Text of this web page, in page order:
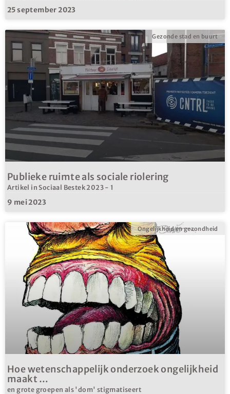
25 september 2023
Gezonde stad en buurt
Publieke ruimte als sociale riolering
Artikel in Sociaal Bestek 2023 - 1
9 mei 2023
Ongelijkheid en gezondheid
Hoe wetenschappelijk onderzoek ongelijkheid
maakt …
en grote groepen als 'dom' stigmatiseert